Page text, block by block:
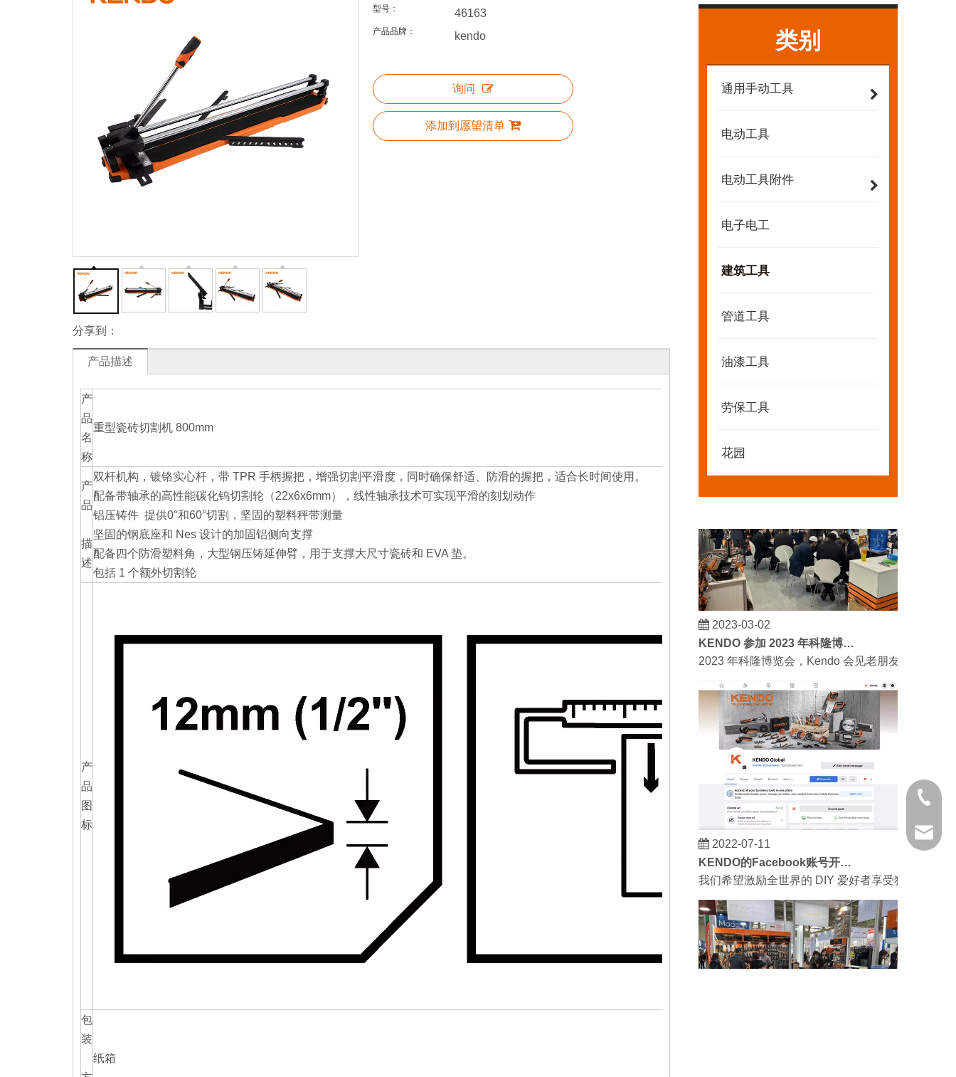
分享到：
型号： 46163
产品品牌： kendo
询问
添加到愿望清单
产品描述
产
品
名
称
重型瓷砖切割机 800mm
产
品
描
述
双杆机构，镀铬实心杆，带 TPR 手柄握把，增强切割平滑度，同时确保舒适、防滑的握把，适合长时间使用。
配备带轴承的高性能碳化钨切割轮（22x6x6mm），线性轴承技术可实现平滑的刻划动作
铝压铸件 提供0°和60°切割，坚固的塑料秤带测量
坚固的钢底座和 Nes 设计的加固铝侧向支撑
配备四个防滑塑料角，大型钢压铸延伸臂，用于支撑大尺寸瓷砖和 EVA 垫。
包括 1 个额外切割轮
产
品
图
标
包
装
纸箱
类别
通用手动工具
电动工具
电动工具附件
电子电工
建筑工具
管道工具
油漆工具
劳保工具
花园
2023 年科隆博览会，Kendo 会见老朋友和结交新
我们希望激励全世界的 DIY 爱好者享受独立承担
021